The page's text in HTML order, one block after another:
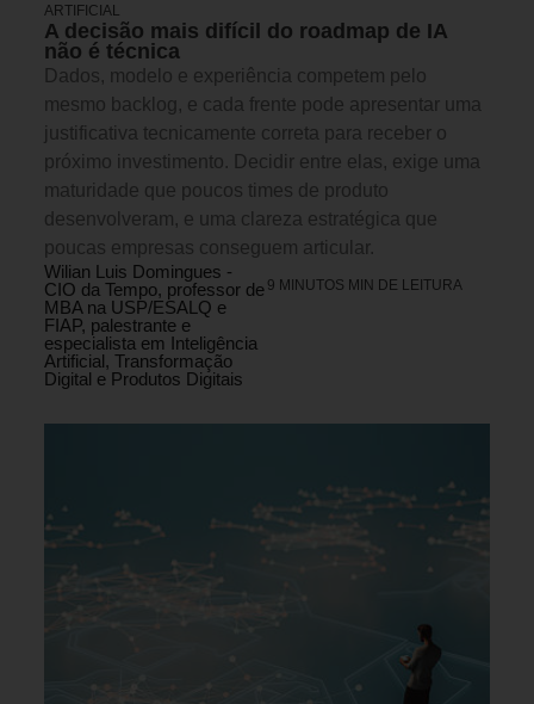
ARTIFICIAL
A decisão mais difícil do roadmap de IA
não é técnica
Dados, modelo e experiência competem pelo
mesmo backlog, e cada frente pode apresentar uma
justificativa tecnicamente correta para receber o
próximo investimento. Decidir entre elas, exige uma
maturidade que poucos times de produto
desenvolveram, e uma clareza estratégica que
poucas empresas conseguem articular.
Wilian Luis Domingues -
CIO da Tempo, professor de
MBA na USP/ESALQ e
FIAP, palestrante e
especialista em Inteligência
Artificial, Transformação
Digital e Produtos Digitais
9 MINUTOS MIN DE LEITURA